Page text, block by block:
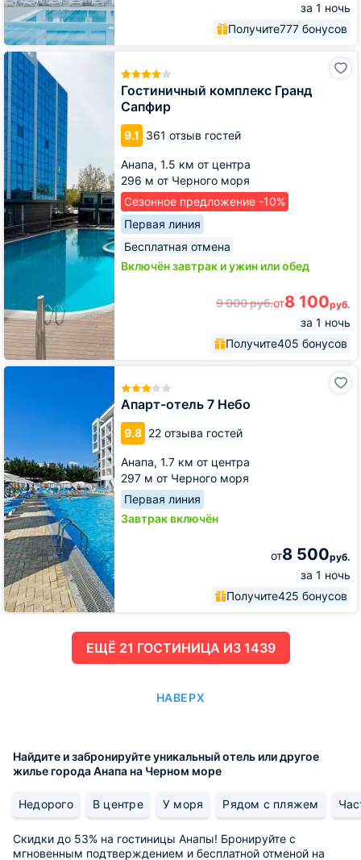
за 1 ночь
Получите777 бонусов
Гостиничный комплекс Гранд
Сапфир
9.1 361 отзыв гостей
Анапа, 1.5 км от центра
296 м от Черного моря
Сезонное предложение -10%
Первая линия
Бесплатная отмена
Включён завтрак и ужин или обед
9 000руб.от8 100руб.
за 1 ночь
Получите405 бонусов
Гостиничный
комплекс
Гранд
Сапфир
Апарт-отель 7 Небо
9.8 22 отзыва гостей
Анапа, 1.7 км от центра
297 м от Черного моря
Первая линия
Завтрак включён
от8 500руб.
за 1 ночь
Получите425 бонусов
Апарт-
ЕЩË 21 ГОСТИНИЦА ИЗ 1439
НАВЕРХ
Найдите и забронируйте уникальный отель или другое
жилье города Анапа на Черном море
Недорого В центре У моря Рядом с пляжем
Скидки до 53% на гостиницы Анапы! Бронируйте с
мгновенным подтверждением и бесплатной отменой на